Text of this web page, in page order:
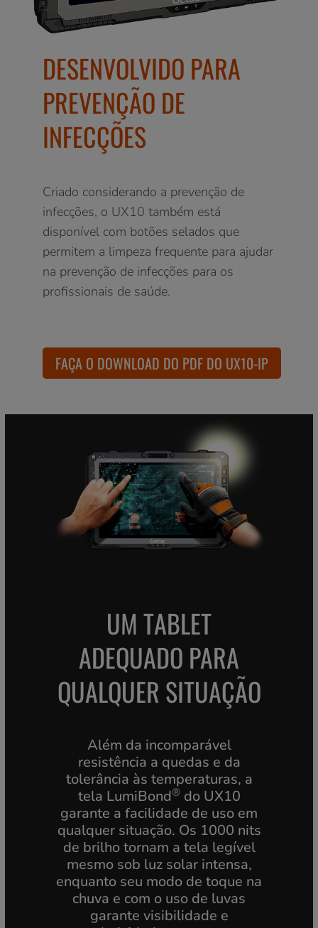
DESENVOLVIDO PARA
PREVENÇÃO DE
INFECÇÕES
Criado considerando a prevenção de
infecções, o UX10 também está
disponível com botões selados que
permitem a limpeza frequente para ajudar
na prevenção de infecções para os
profissionais de saúde.
FAÇA O DOWNLOAD DO PDF DO UX10-IP
UM TABLET
ADEQUADO PARA
QUALQUER SITUAÇÃO
Além da incomparável
resistência a quedas e da
tolerância às temperaturas, a
tela LumiBond®do UX10
garante a facilidade de uso em
qualquer situação. Os 1000 nits
de brilho tornam a tela legível
mesmo sob luz solar intensa,
enquanto seu modo de toque na
chuva e com o uso de luvas
garante visibilidade e